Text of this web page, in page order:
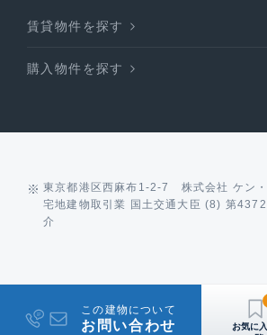
賃貸物件を探す
購入物件を探す
東京都港区西麻布1-2-7 株式会社 ケン
宅地建物取引業 国土交通大臣 (8) 第
介
この建物について
お問い合わせ